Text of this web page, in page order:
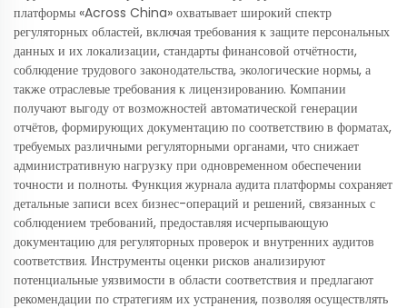
платформы «Across China» охватывает широкий спектр
регуляторных областей, включая требования к защите персональных
данных и их локализации, стандарты финансовой отчётности,
соблюдение трудового законодательства, экологические нормы, а
также отраслевые требования к лицензированию. Компании
получают выгоду от возможностей автоматической генерации
отчётов, формирующих документацию по соответствию в форматах,
требуемых различными регуляторными органами, что снижает
административную нагрузку при одновременном обеспечении
точности и полноты. Функция журнала аудита платформы сохраняет
детальные записи всех бизнес-операций и решений, связанных с
соблюдением требований, предоставляя исчерпывающую
документацию для регуляторных проверок и внутренних аудитов
соответствия. Инструменты оценки рисков анализируют
потенциальные уязвимости в области соответствия и предлагают
рекомендации по стратегиям их устранения, позволяя осуществлять